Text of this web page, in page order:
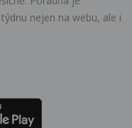
nejen na webu, ale i